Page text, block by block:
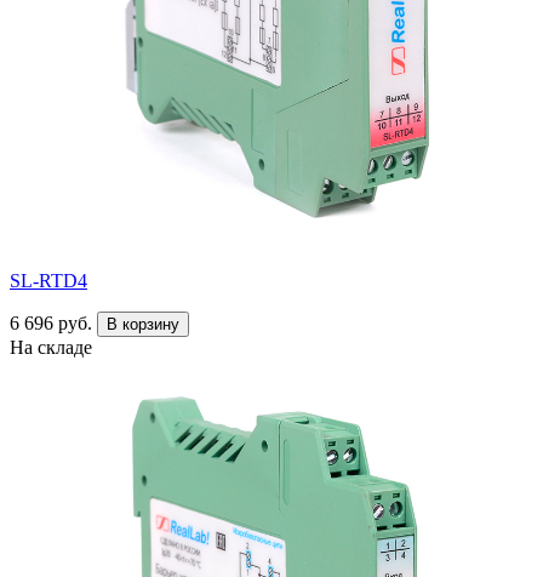
SL-RTD4
6 696 руб. В корзину
На складе